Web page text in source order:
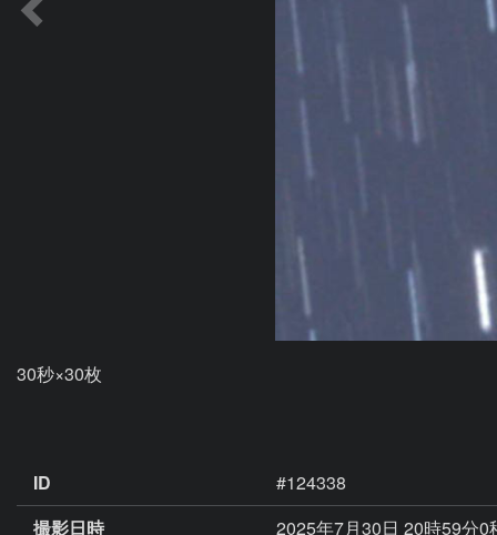
30秒×30枚
ID
#124338
撮影日時
2025年7月30日 20時59分0